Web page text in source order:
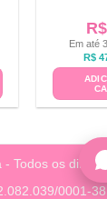
R$
Em até
R$
Todos os
0001-38